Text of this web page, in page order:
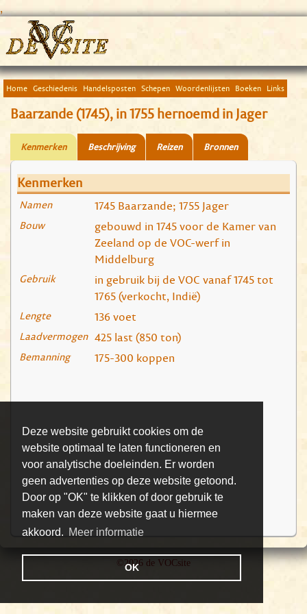
Deze website gebruikt cookies om de
website optimaal te laten functioneren en
voor analytische doeleinden. Er worden
geen advertenties op deze website getoond.
Door op "OK" te klikken of door gebruik te
maken van deze website gaat u hiermee
akkoord. Meer informatie
OK
,
Home Geschiedenis Handelsposten Schepen Woordenlijsten Boeken Links
Baarzande (1745), in 1755 hernoemd in Jager
Kenmerken Beschrijving Reizen Bronnen
Kenmerken
Namen 1745 Baarzande; 1755 Jager
Bouw
gebouwd in 1745 voor de Kamer van
Zeeland op de VOC-werf in
Middelburg
Gebruik
in gebruik bij de VOC vanaf 1745 tot
1765 (verkocht, Indië)
Lengte 136 voet
Laadvermogen 425 last (850 ton)
Bemanning 175-300 koppen
©2026 de VOCsite